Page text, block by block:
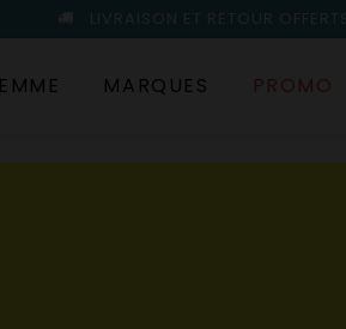
LIVRAISON ET RETOUR OFFERTS
MARQUES PROMO